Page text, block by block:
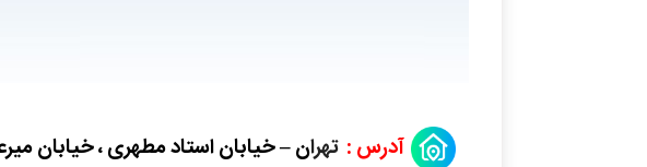
آدرس : تهران – خیابان استاد مطهری ، خیابان